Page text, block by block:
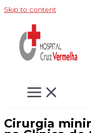
Skip to content
Cirurgia